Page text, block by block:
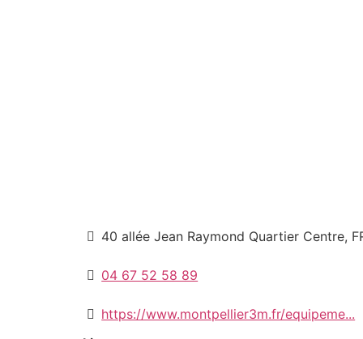
40 allée Jean Raymond Quartier Centre,
04 67 52 58 89
https://www.montpellier3m.fr/equipeme...